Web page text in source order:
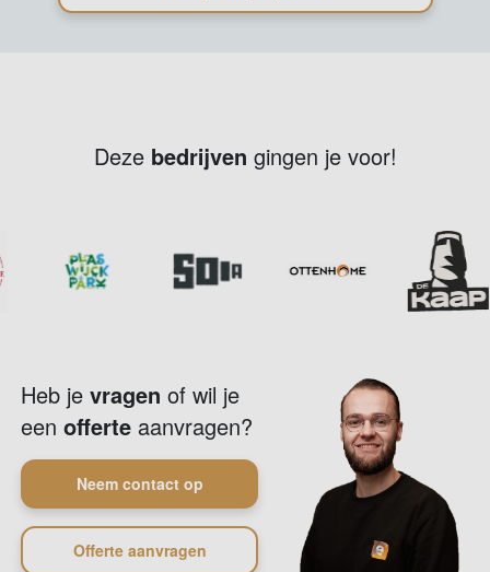
Deze bedrijven gingen je voor!
Heb jevragen of wil je
eenofferte aanvragen?
Neem contact op
Offerte aanvragen